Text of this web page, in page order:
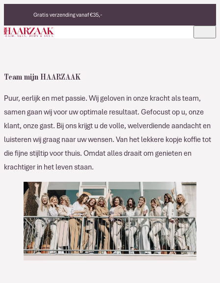
Gratis verzending vanaf €35,-
Eerlijke, duurzame producten
Made in Italy
Team mijn HAARZAAK
Puur, eerlijk en met passie. Wij geloven in onze kracht als team,
samen gaan wij voor uw optimale resultaat. Gefocust op u, onze
klant, onze gast. Bij ons krijgt u de volle, welverdiende aandacht en
luisteren wij graag naar uw wensen. Van het lekkere kopje koffie tot
die fijne stijltip voor thuis. Omdat alles draait om genieten en
krachtiger in het leven staan.